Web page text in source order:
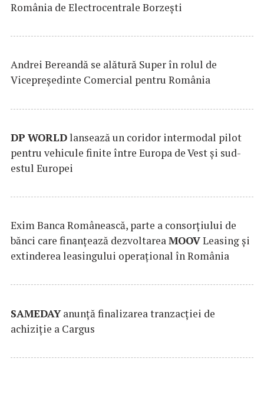
România de Electrocentrale Borzești
Andrei Bereandă se alătură Super în rolul de
Vicepreședinte Comercial pentru România
DP WORLDlansează un coridor intermodal pilot
pentru vehicule finite între Europa de Vest și sud-
estul Europei
Exim Banca Românească, parte a consorțiului de
bănci care finanțează dezvoltareaMOOVLeasing și
extinderea leasingului operațional în România
SAMEDAYanunță finalizarea tranzacției de
achiziție a Cargus